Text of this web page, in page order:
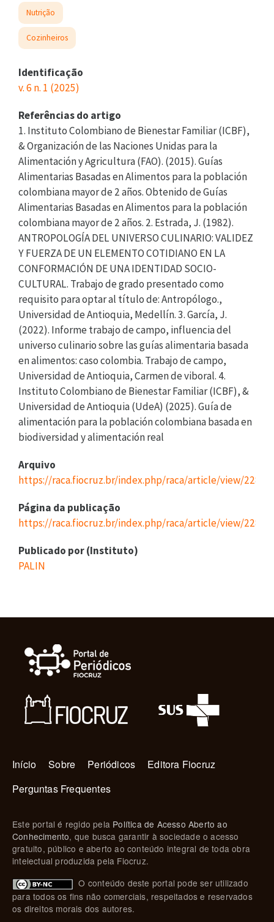
Nutrição
Cozinheiros
Identificação
v. 6 n. 1 (2025)
Referências do artigo
1. Instituto Colombiano de Bienestar Familiar (ICBF),
& Organización de las Naciones Unidas para la
Alimentación y Agricultura (FAO). (2015). Guías
Alimentarias Basadas en Alimentos para la población
colombiana mayor de 2 años. Obtenido de Guías
Alimentarias Basadas en Alimentos para la población
colombiana mayor de 2 años. 2. Estrada, J. (1982).
ANTROPOLOGÍA DEL UNIVERSO CULINARIO: VALIDEZ
Y FUERZA DE UN ELEMENTO COTIDIANO EN LA
CONFORMACIÓN DE UNA IDENTIDAD SOCIO-
CULTURAL. Trabajo de grado presentado como
requisito para optar al título de: Antropólogo.,
Universidad de Antioquia, Medellín. 3. García, J.
(2022). Informe trabajo de campo, influencia del
universo culinario sobre las guías alimentaria basada
en alimentos: caso colombia. Trabajo de campo,
Universidad de Antioquia, Carmen de viboral. 4.
Instituto Colombiano de Bienestar Familiar (ICBF), &
Universidad de Antioquia (UdeA) (2025). Guía de
alimentación para la población colombiana basada en
biodiversidad y alimentación real
Arquivo
https://raca.fiocruz.br/index.php/raca/article/view/228/
Página da publicação
https://raca.fiocruz.br/index.php/raca/article/view/228
Publicado por (Instituto)
PALIN
Navegação principal
Início Sobre Periódicos
Editora Fiocruz
Perguntas Frequentes
Este portal é regido pela Política de Acesso Aberto ao
Conhecimento, que busca garantir à sociedade o acesso
gratuito, público e aberto ao conteúdo integral de toda obra
intelectual produzida pela Fiocruz.
O conteúdo deste portal pode ser utilizado
para todos os fins não comerciais, respeitados e reservados
os direitos morais dos autores.